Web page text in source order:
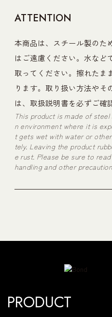
ATTENTION
本商品は、スチール製のた
はご遠慮ください。水など
取ってください。擦れたま
ります。取り扱い方法やそ
は、取扱説明書を必ずご確
This product is made of
n environment where it is
t gets wet with water or
tely. Leaving the product
e rust. Please be sure to
handling and other
PRODUCT